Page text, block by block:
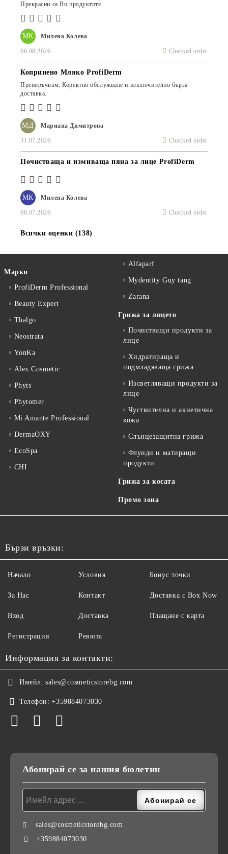
МК Милена Колева
06.08.2026 Checked order
Прекрасни са Ви продуктите
МД Мариана Димитрова
31.07.2026 Checked order
Копринено Мляко ProfiDerm
Препоръчвам. Коректно обслужване и изключително бърза
доставка.
МК Милена Колева
08.07.2026 Checked order
Почистваща и измиваща пяна за лице ProfiDerm
Всички оценки (138)
Марки
ProfiDerm Professional
Beauty Expert
Thalgo
Neostrata
YonKa
Alex Cosmetic
Phyts
Phytomer
Mi Amante Professional
DermaOXY
EcoSpa
CHI
Alfaparf
Mydentity Guy tang
Zarana
Грижа за лицето
Почистващи продукти за
лице
Хидратираща и
подмладяваща грижа
Изсветляващи продукти за
лице
Чуствителна и акнетична
кожа
Слънцезащитна грижа
Флуиди и матиращи
продукти
Грижа за косата
Промо зона
Бързи връзки:
Начало
За Нас
Вход
Регистрация
Условия
Контакт
Доставка
Ревюта
Бонус точки
Доставка с Box Now
Плащане с карта
Информация за контакти:
Имейл: sales@cosmeticstorebg.com
Телефон: +359884073030
Абонирай се за нашия бюлетин
sales@cosmeticstorebg.com
+359884073030